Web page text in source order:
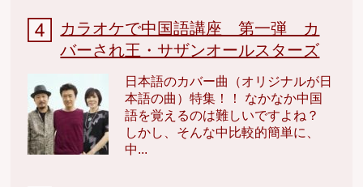
カラオケで中国語講座 第一弾 カ
バーされ王・サザンオールスターズ
日本語のカバー曲（オリジナルが日
本語の曲）特集！！ なかなか中国
語を覚えるのは難しいですよね？
しかし、そんな中比較的簡単に、
中...